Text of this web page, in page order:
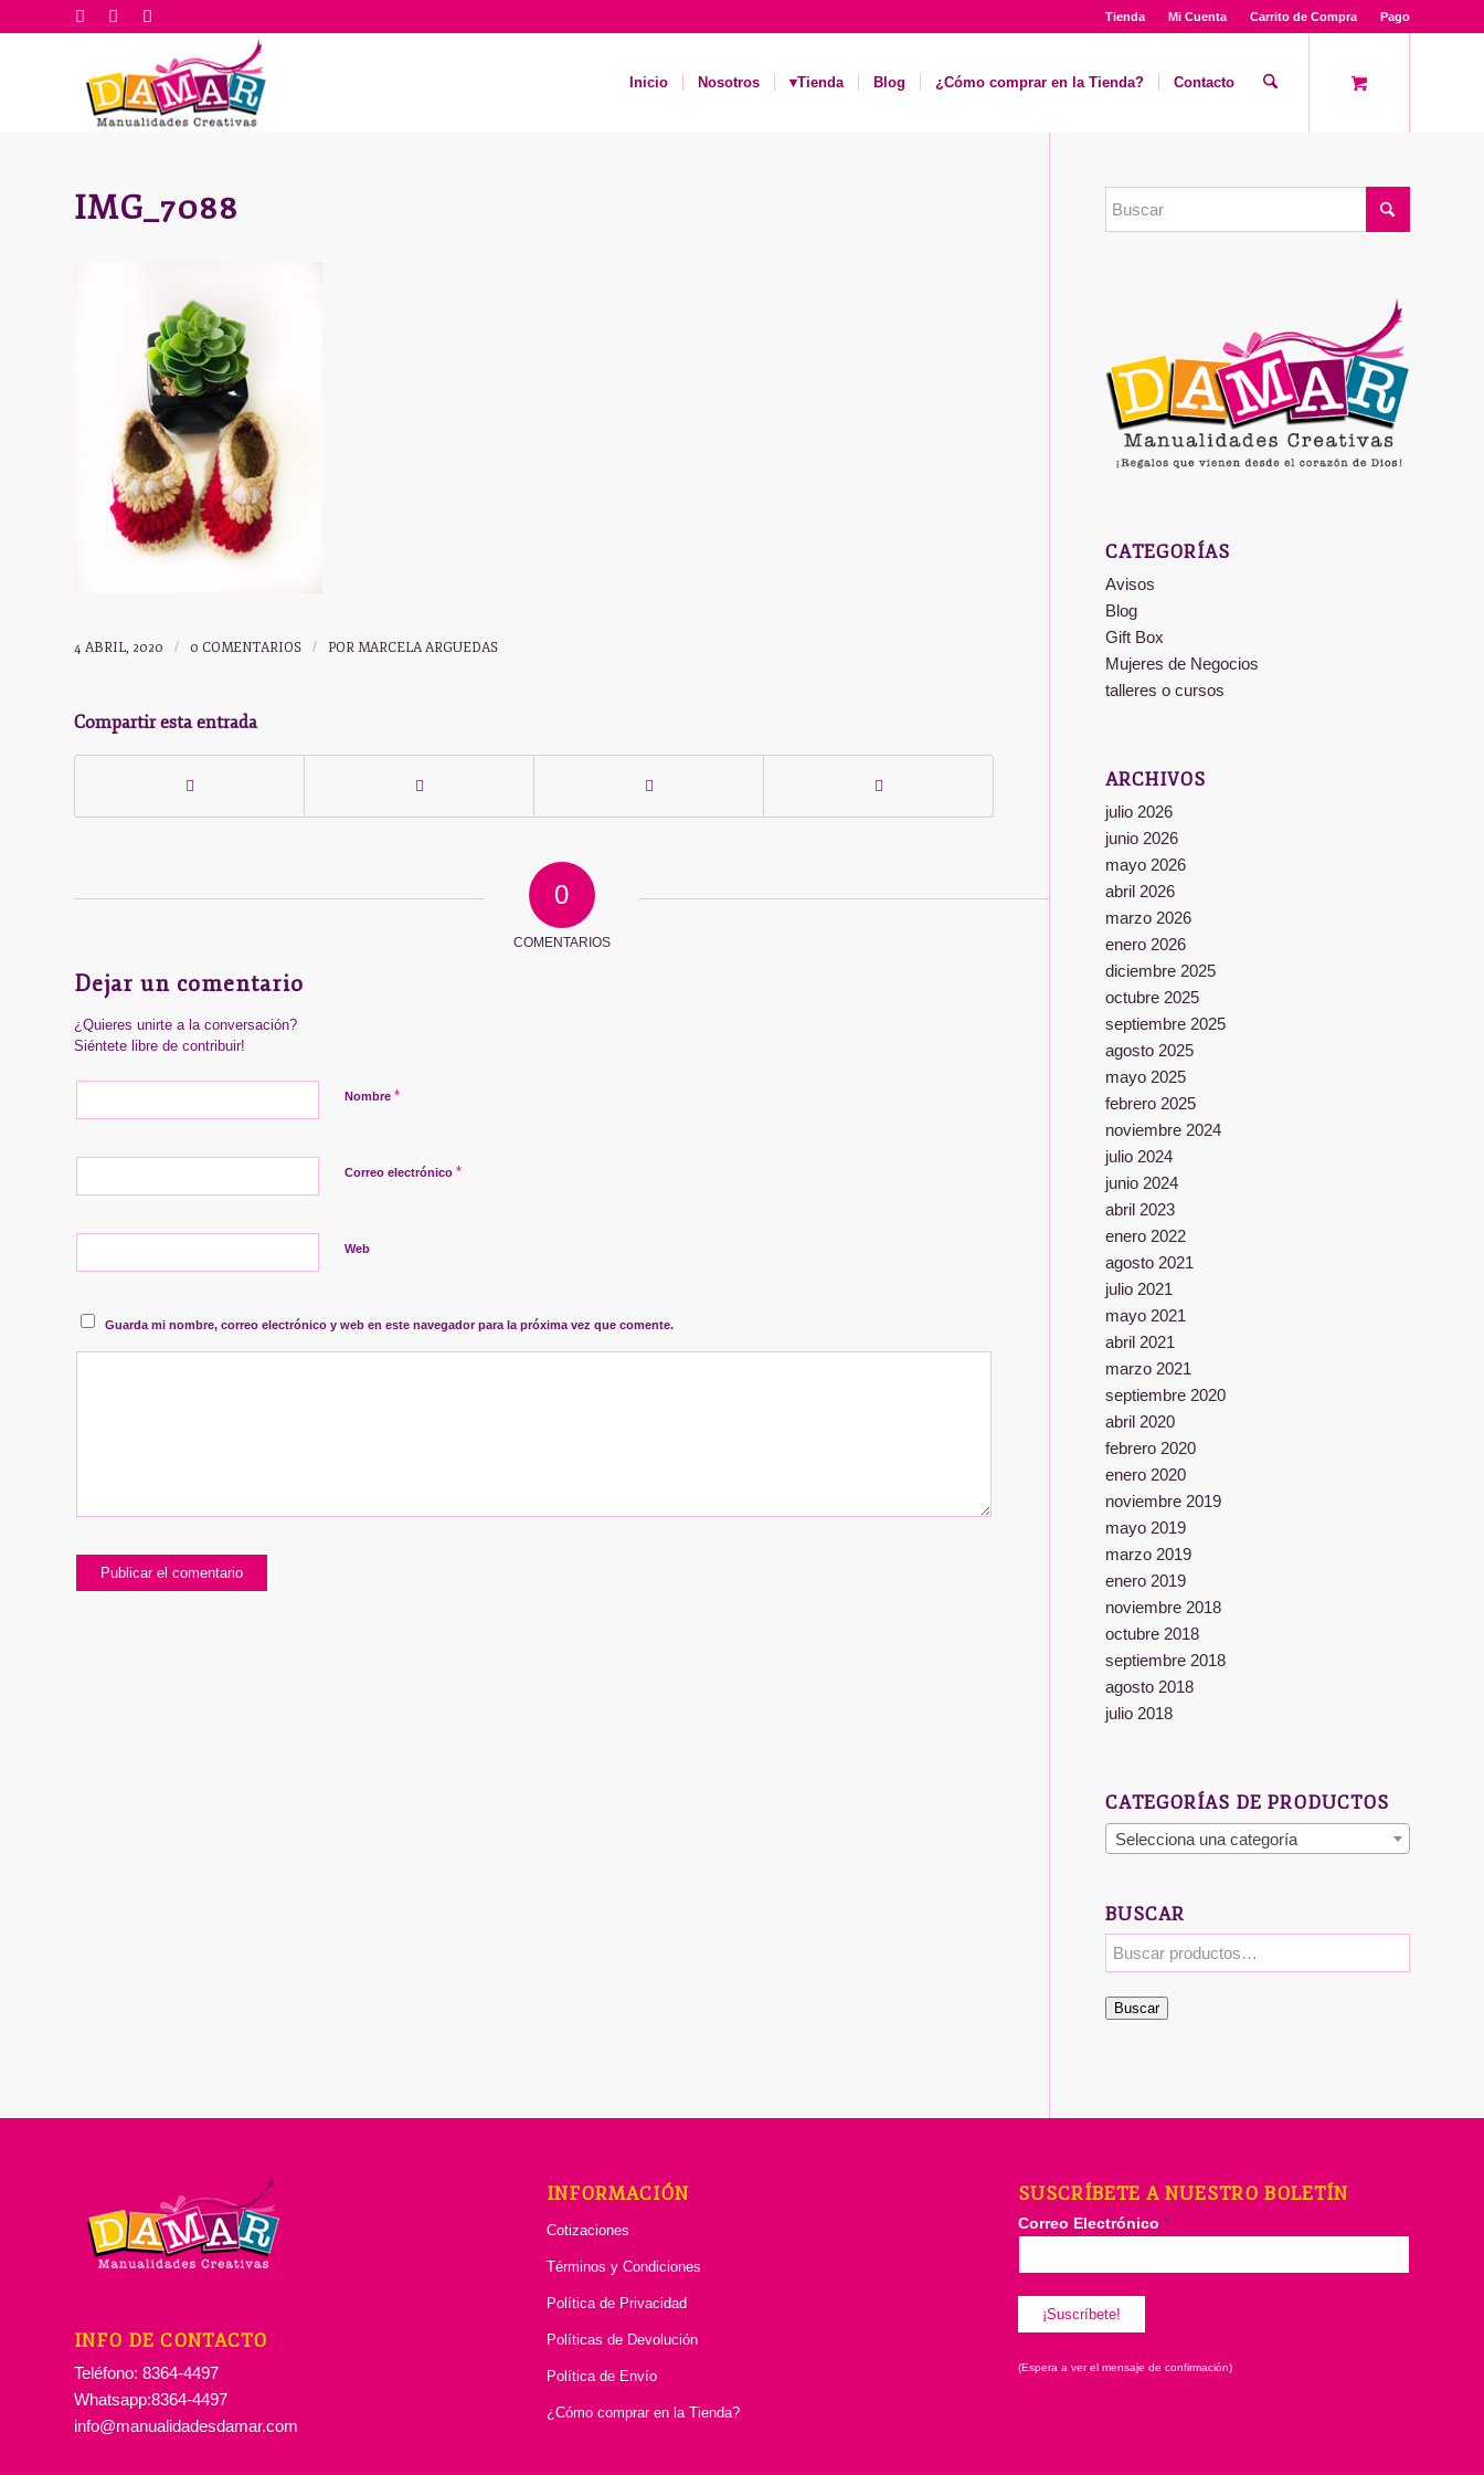
Tienda Mi Cuenta Carrito de Compra Pago
Inicio Nosotros ▾Tienda Blog ¿Cómo comprar en la Tienda? Contacto
IMG_7088
4 ABRIL, 2020 / 0 COMENTARIOS / POR MARCELA ARGUEDAS
Compartir esta entrada
0
COMENTARIOS
Dejar un comentario
¿Quieres unirte a la conversación?
Siéntete libre de contribuir!
Nombre *
Correo electrónico *
Web
Guarda mi nombre, correo electrónico y web en este navegador para la próxima vez que comente.
CATEGORÍAS
Avisos
Blog
Gift Box
Mujeres de Negocios
talleres o cursos
ARCHIVOS
julio 2026
junio 2026
mayo 2026
abril 2026
marzo 2026
enero 2026
diciembre 2025
octubre 2025
septiembre 2025
agosto 2025
mayo 2025
febrero 2025
noviembre 2024
julio 2024
junio 2024
abril 2023
enero 2022
agosto 2021
julio 2021
mayo 2021
abril 2021
marzo 2021
septiembre 2020
abril 2020
febrero 2020
enero 2020
noviembre 2019
mayo 2019
marzo 2019
enero 2019
noviembre 2018
octubre 2018
septiembre 2018
agosto 2018
julio 2018
CATEGORÍAS DE PRODUCTOS
Selecciona una categoría
BUSCAR
Buscar
INFO DE CONTACTO
Teléfono: 8364-4497
Whatsapp:8364-4497
info@manualidadesdamar.com
INFORMACIÓN
Cotizaciones
Términos y Condiciones
Política de Privacidad
Políticas de Devolución
Política de Envío
¿Cómo comprar en la Tienda?
SUSCRÍBETE A NUESTRO BOLETÍN
Correo Electrónico*
(Espera a ver el mensaje de confirmación)